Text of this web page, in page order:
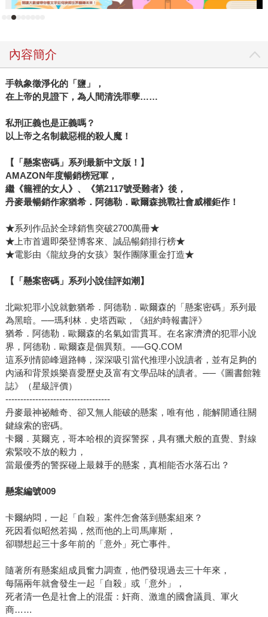
內容簡介
手執象徵淨化的「鹽」，
在上帝的見證下，為人間清洗罪孽……
私刑正義也是正義嗎？
以上帝之名制裁惡棍的殺人魔！
【「懸案密碼」系列最新中文版！】
AMAZON年度暢銷榜冠軍，
繼《籠裡的女人》、《第2117號受難者》後，
丹麥最暢銷作家猶希．阿德勒．歐爾森挑戰社會威權鉅作！
★系列作品於全球銷售突破2700萬冊★
★上市首週即榮登博客來、誠品暢銷排行榜★
★電影由《龍紋身的女孩》製作團隊重金打造★
【「懸案密碼」系列小說佳評如潮】
北歐犯罪小說就數猶希．阿德勒．歐爾森的「懸案密碼」系列最
為黑暗。──瑪利林．史塔西歐，《紐約時報書評》
猶希．阿德勒．歐爾森的名氣如雷貫耳。在名家濟濟的犯罪小說
界，阿德勒．歐爾森是個異類。──GQ.COM
這系列情節峰迴路轉，深深吸引當代推理小說讀者，並有足夠的
內涵和背景娛樂喜愛歷史及富有文學品味的讀者。──《圖書館雜
誌》（星級評價）
-----------------------------------
丹麥最神祕離奇、卻又無人能破的懸案，唯有他，能解開通往關
鍵線索的密碼。
卡爾．莫爾克，哥本哈根的資探警探，具有獵犬般的直覺、對線
索緊咬不放的毅力，
當最優秀的警探碰上最棘手的懸案，真相能否水落石出？
懸案編號009
卡爾納悶，一起「自殺」案件怎會落到懸案組來？
死因看似昭然若揭，然而他的上司馬庫斯，
卻聯想起三十多年前的「意外」死亡事件。
隨著所有懸案組成員奮力調查，他們發現過去三十年來，
每隔兩年就會發生一起「自殺」或「意外」，
死者清一色是社會上的混蛋：奸商、激進的國會議員、軍火
商……